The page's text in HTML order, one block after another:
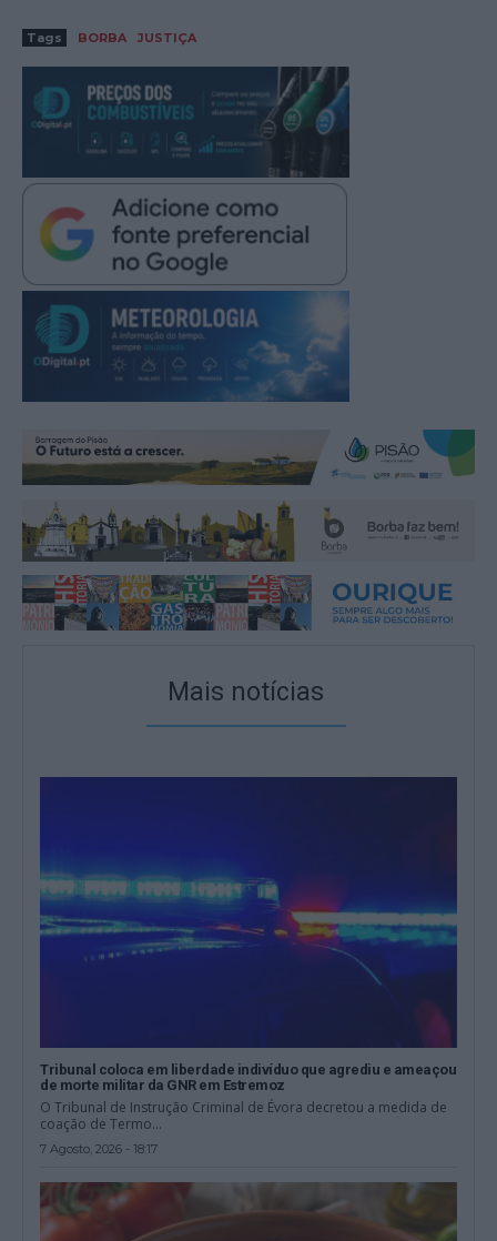
Tags BORBA JUSTIÇA
Mais notícias
Tribunal coloca em liberdade indivíduo que agrediu e ameaçou
de morte militar da GNR em Estremoz
O Tribunal de Instrução Criminal de Évora decretou a medida de
coação de Termo...
7 Agosto, 2026 - 18:17